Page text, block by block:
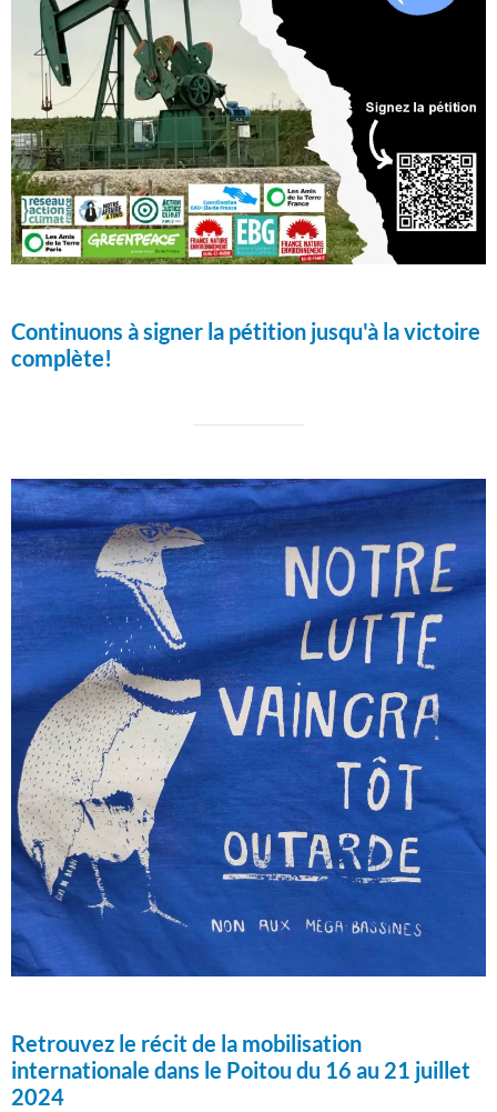
Continuons à signer la pétition jusqu'à la victoire
complète!
Retrouvez le récit de la mobilisation
internationale dans le Poitou du 16 au 21 juillet
2024